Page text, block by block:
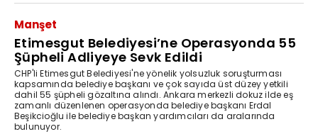
Manşet
Etimesgut Belediyesi’ne Operasyonda 55
Şüpheli Adliyeye Sevk Edildi
CHP'li Etimesgut Belediyesi'ne yönelik yolsuzluk soruşturması
kapsamında belediye başkanı ve çok sayıda üst düzey yetkili
dahil 55 şüpheli gözaltına alındı. Ankara merkezli dokuz ilde eş
zamanlı düzenlenen operasyonda belediye başkanı Erdal
Beşikcioğlu ile belediye başkan yardımcıları da aralarında
bulunuyor.